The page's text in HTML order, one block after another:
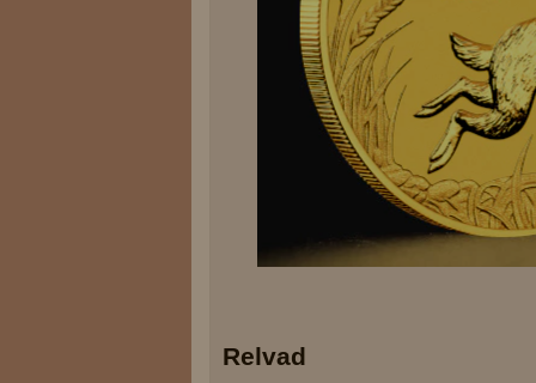
Relvad